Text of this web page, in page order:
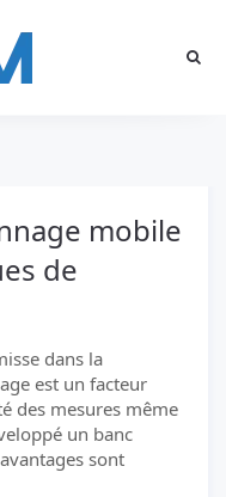
mobile
de
dans la
est un facteur
des mesures même
un banc
sont